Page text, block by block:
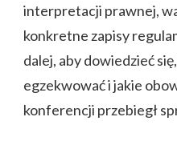
interpretacji prawnej,
konkretne zapisy
dalej, aby dowiedzieć
egzekwować i jakie
konferencji przebiegł